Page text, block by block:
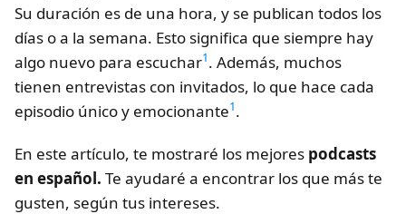
Su duración es de una hora, y se publican todos los
días o a la semana. Esto significa que siempre hay
algo nuevo para escuchar1. Además, muchos
tienen entrevistas con invitados, lo que hace cada
episodio único y emocionante1.
En este artículo, te mostraré los mejores podcasts
en español. Te ayudaré a encontrar los que más te
gusten, según tus intereses.